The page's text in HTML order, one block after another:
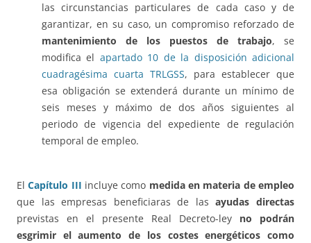
las circunstancias particulares de cada caso y de
garantizar, en su caso, un compromiso reforzado de
mantenimiento de los puestos de trabajo, se
modifica el apartado 10 de la disposición adicional
cuadragésima cuarta TRLGSS, para establecer que
esa obligación se extenderá durante un mínimo de
seis meses y máximo de dos años siguientes al
periodo de vigencia del expediente de regulación
temporal de empleo.
ElCapítulo III incluye como medida en materia de empleo
que las empresas beneficiaras de lasayudas directas
previstas en el presente Real Decreto-ley no podrán
esgrimir el aumento de los costes energéticos como